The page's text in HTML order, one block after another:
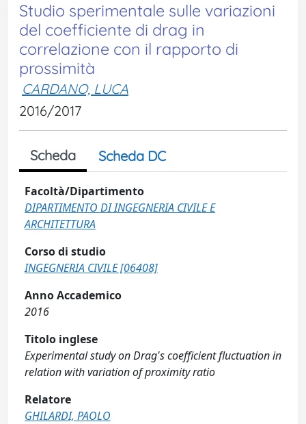
Studio sperimentale sulle variazioni
del coefficiente di drag in
correlazione con il rapporto di
prossimità
CARDANO, LUCA
2016/2017
Scheda Scheda DC
Facoltà/Dipartimento
DIPARTIMENTO DI INGEGNERIA CIVILE E
ARCHITETTURA
Corso di studio
INGEGNERIA CIVILE [06408]
Anno Accademico
2016
Titolo inglese
Experimental study on Drag's coefficient fluctuation in
relation with variation of proximity ratio
Relatore
GHILARDI, PAOLO